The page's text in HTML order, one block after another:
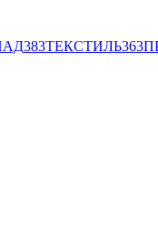
383ТЕКСТИЛЬ363